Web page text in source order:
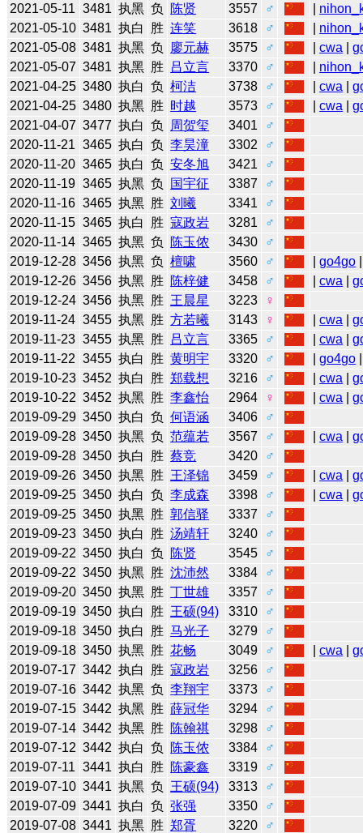
2021-05-11 3481 执黑 负 陈贤 3557 ♂
2021-05-10 3481 执白 胜 连笑 3618 ♂
2021-05-08 3481 执黑 负 廖元赫 3575 ♂ |cwa |
2021-05-07 3481 执黑 胜 吕立言 3370 ♂
2021-04-25 3480 执白 负 柯洁 3738 ♂ |cwa |
2021-04-25 3480 执黑 胜 时越 3573 ♂ |cwa |
2021-04-07 3477 执白 负 周贺玺 3401
♂
2020-11-21 3465 执白 负 李昊潼 3302
♂
2020-11-20 3465 执白 负 安冬旭 3421
♂
2020-11-19 3465 执黑 负 国宇征 3387
♂
2020-11-16 3465 执黑 胜 刘曦 3341
♂
2020-11-15 3465 执白 胜 寇政岩 3281
♂
2020-11-14 3465 执黑 负 陈玉侬 3430
♂
2019-12-28 3456 执黑 负 檀啸 3560 ♂ |go4go
2019-12-26 3456 执黑 胜 陈梓健 3458 ♂ |cwa |
2019-12-24 3456 执黑 胜 王晨星 3223
♀
2019-11-24 3455 执黑 胜 方若曦 3143 ♀ |cwa |
2019-11-23 3455 执黑 胜 吕立言 3365 ♂ |cwa |
2019-11-22 3455 执白 胜 黄明宇 3320 ♂ |go4go
2019-10-23 3452 执白 胜 郑载想 3216 ♂ |cwa |
2019-10-22 3452 执黑 胜 李鑫怡 2964 ♀ |cwa |
2019-09-29 3450 执白 负 何语涵 3406
♂
2019-09-28 3450 执黑 负 范蕴若 3567 ♂ |cwa |
2019-09-28 3450 执白 胜 蔡竞 3420
♂
2019-09-26 3450 执黑 胜 王泽锦 3459 ♂ |cwa |
2019-09-25 3450 执白 负 李成森 3398 ♂ |cwa |
2019-09-25 3450 执黑 胜 郭信驿 3337
♂
2019-09-23 3450 执白 胜 汤靖轩 3240
♂
2019-09-22 3450 执白 负 陈贤 3545
♂
2019-09-22 3450 执黑 胜 沈沛然 3384
♂
2019-09-20 3450 执黑 胜 丁世雄 3357
♂
2019-09-19 3450 执白 胜 王硕(94) 3310
♂
2019-09-18 3450 执白 胜 马光子 3279
♂
2019-09-18 3450 执黑 胜 花畅 3049 ♂ |cwa |
2019-07-17 3442 执白 胜 寇政岩 3256
♂
2019-07-16 3442 执黑 负 李翔宇 3373
♂
2019-07-15 3442 执黑 胜 薛冠华 3294
♂
2019-07-14 3442 执黑 胜 陈翰祺 3298
♂
2019-07-12 3442 执白 负 陈玉侬 3384
♂
2019-07-11 3441 执白 胜 陈豪鑫 3319
♂
2019-07-10 3441 执黑 负 王硕(94) 3313
♂
2019-07-09 3441 执白 负 张强 3350
♂
2019-07-08 3441 执黑 胜 郑胥 3220
♂